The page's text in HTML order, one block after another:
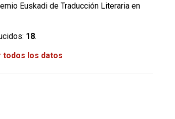
Euskadi de Traducción Literaria en
18.
todos los datos